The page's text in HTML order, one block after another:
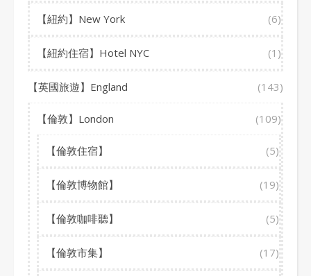
【紐約】New York (6)
【紐約住宿】Hotel NYC (1)
【英國旅遊】England (143)
【倫敦】London (109)
【倫敦住宿】 (5)
【倫敦博物館】 (19)
【倫敦咖啡聽】 (5)
【倫敦市集】 (17)